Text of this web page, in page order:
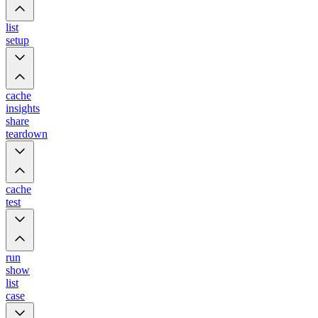
list
setup
cache
insights
share
teardown
cache
test
run
show
list
case